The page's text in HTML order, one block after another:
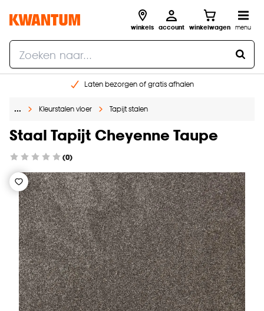
winkels account winkelwagen menu
Laten bezorgen of gratis afhalen
Gratis raam advies en opmeten aan huis
… Kleurstalen vloer Tapijt stalen
Staal Tapijt Cheyenne Taupe
(0)